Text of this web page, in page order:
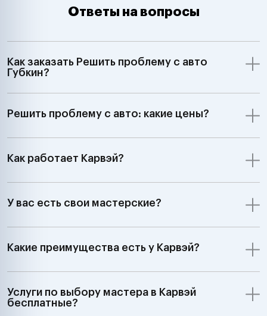
Ответы на вопросы
Как заказать Решить проблему с авто
Губкин?
Решить проблему с авто: какие цены?
Как работает Карвэй?
У вас есть свои мастерские?
Какие преимущества есть у Карвэй?
Услуги по выбору мастера в Карвэй
бесплатные?